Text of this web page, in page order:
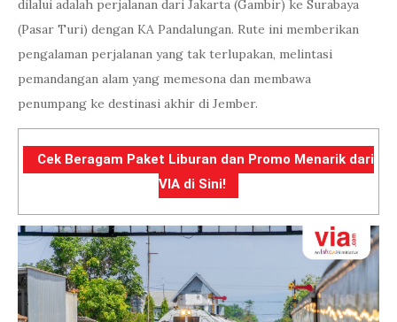
dilalui adalah perjalanan dari Jakarta (Gambir) ke Surabaya
(Pasar Turi) dengan KA Pandalungan. Rute ini memberikan
pengalaman perjalanan yang tak terlupakan, melintasi
pemandangan alam yang memesona dan membawa
penumpang ke destinasi akhir di Jember.
Cek Beragam Paket Liburan dan Promo Menarik dari
VIA di Sini!